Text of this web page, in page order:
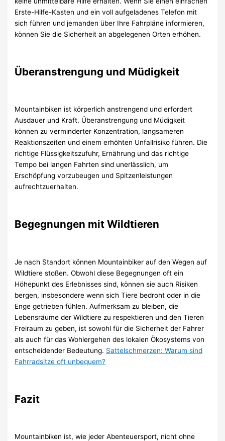
Erste-Hilfe-Kasten und ein voll aufgeladenes Telefon mit
sich führen und jemanden über Ihre Fahrpläne informieren,
können Sie die Sicherheit an abgelegenen Orten erhöhen.
Überanstrengung und Müdigkeit
Mountainbiken ist körperlich anstrengend und erfordert
Ausdauer und Kraft. Überanstrengung und Müdigkeit
können zu verminderter Konzentration, langsameren
Reaktionszeiten und einem erhöhten Unfallrisiko führen. Die
richtige Flüssigkeitszufuhr, Ernährung und das richtige
Tempo bei langen Fahrten sind unerlässlich, um
Erschöpfung vorzubeugen und Spitzenleistungen
aufrechtzuerhalten.
Begegnungen mit Wildtieren
Je nach Standort können Mountainbiker auf den Wegen auf
Wildtiere stoßen. Obwohl diese Begegnungen oft ein
Höhepunkt des Erlebnisses sind, können sie auch Risiken
bergen, insbesondere wenn sich Tiere bedroht oder in die
Enge getrieben fühlen. Aufmerksam zu bleiben, die
Lebensräume der Wildtiere zu respektieren und den Tieren
Freiraum zu geben, ist sowohl für die Sicherheit der Fahrer
als auch für das Wohlergehen des lokalen Ökosystems von
entscheidender Bedeutung. Sattelschmerzen: Warum sind
Fahrradsitze oft unbequem?
Fazit
Mountainbiken ist, wie jeder Abenteuersport, nicht ohne